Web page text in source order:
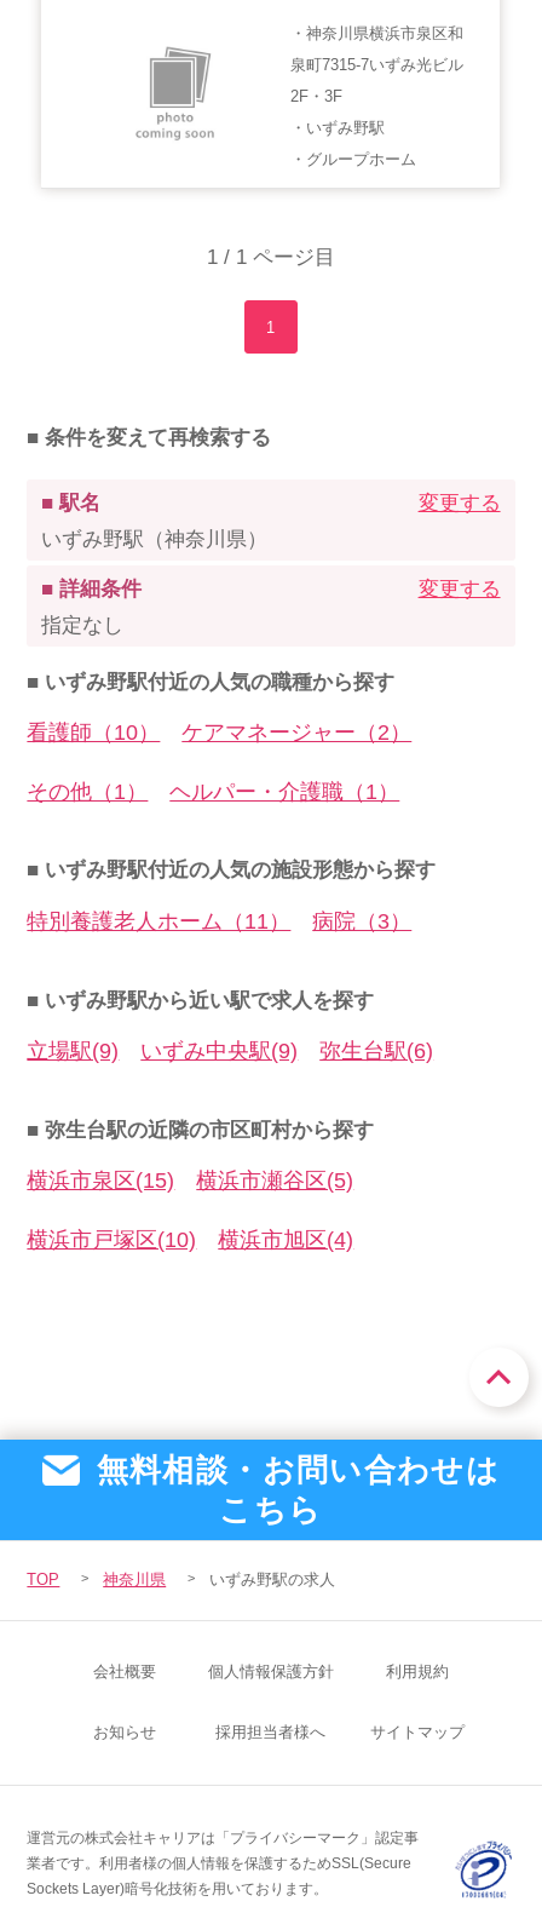
・神奈川県横浜市泉区和
泉町7315-7いずみ光ビル
2F・3F
・いずみ野駅
・グループホーム
1 / 1 ページ目
1
■ 条件を変えて再検索する
■ 駅名
いずみ野駅（神奈川県）
変更する
■ 詳細条件
指定なし
変更する
■ いずみ野駅付近の人気の職種から探す
看護師（10） ケアマネージャー（2）
その他（1） ヘルパー・介護職（1）
■ いずみ野駅付近の人気の施設形態から探す
特別養護老人ホーム（11） 病院（3）
■ いずみ野駅から近い駅で求人を探す
立場駅(9) いずみ中央駅(9) 弥生台駅(6)
■ 弥生台駅の近隣の市区町村から探す
横浜市泉区(15) 横浜市瀬谷区(5)
横浜市戸塚区(10) 横浜市旭区(4)
無料相談・お問い合わせは
こちら
TOP 神奈川県 いずみ野駅の求人
会社概要 個人情報保護方針 利用規約
お知らせ 採用担当者様へ サイトマップ
運営元の株式会社キャリアは「プライバシーマーク」認定事
業者です。利用者様の個人情報を保護するためSSL(Secure
Sockets Layer)暗号化技術を用いております。